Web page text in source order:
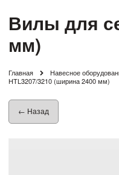
Вилы для
мм)
Главная Навесное
HTL3207/3210 (ширина 2400 мм)
← Назад